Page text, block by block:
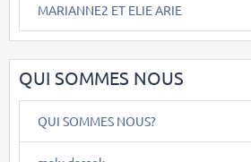
MARIANNE2 ET ELIE ARIE
QUI SOMMES NOUS
QUI SOMMES NOUS?